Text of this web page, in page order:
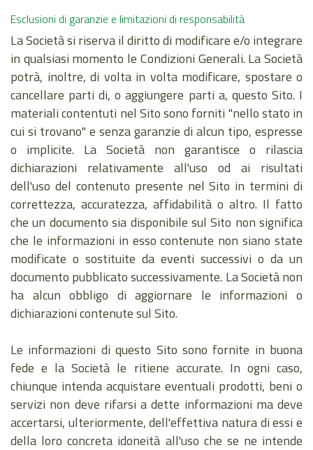
Esclusioni di garanzie e limitazioni di responsabilità
La Società si riserva il diritto di modificare e/o integrare
in qualsiasi momento le Condizioni Generali. La Società
potrà, inoltre, di volta in volta modificare, spostare o
cancellare parti di, o aggiungere parti a, questo Sito. I
materiali contentuti nel Sito sono forniti "nello stato in
cui si trovano" e senza garanzie di alcun tipo, espresse
o implicite. La Società non garantisce o rilascia
dichiarazioni relativamente all'uso od ai risultati
dell'uso del contenuto presente nel Sito in termini di
correttezza, accuratezza, affidabilità o altro. Il fatto
che un documento sia disponibile sul Sito non significa
che le informazioni in esso contenute non siano state
modificate o sostituite da eventi successivi o da un
documento pubblicato successivamente. La Società non
ha alcun obbligo di aggiornare le informazioni o
dichiarazioni contenute sul Sito.
Le informazioni di questo Sito sono fornite in buona
fede e la Società le ritiene accurate. In ogni caso,
chiunque intenda acquistare eventuali prodotti, beni o
servizi non deve rifarsi a dette informazioni ma deve
accertarsi, ulteriormente, dell'effettiva natura di essi e
della loro concreta idoneità all'uso che se ne intende